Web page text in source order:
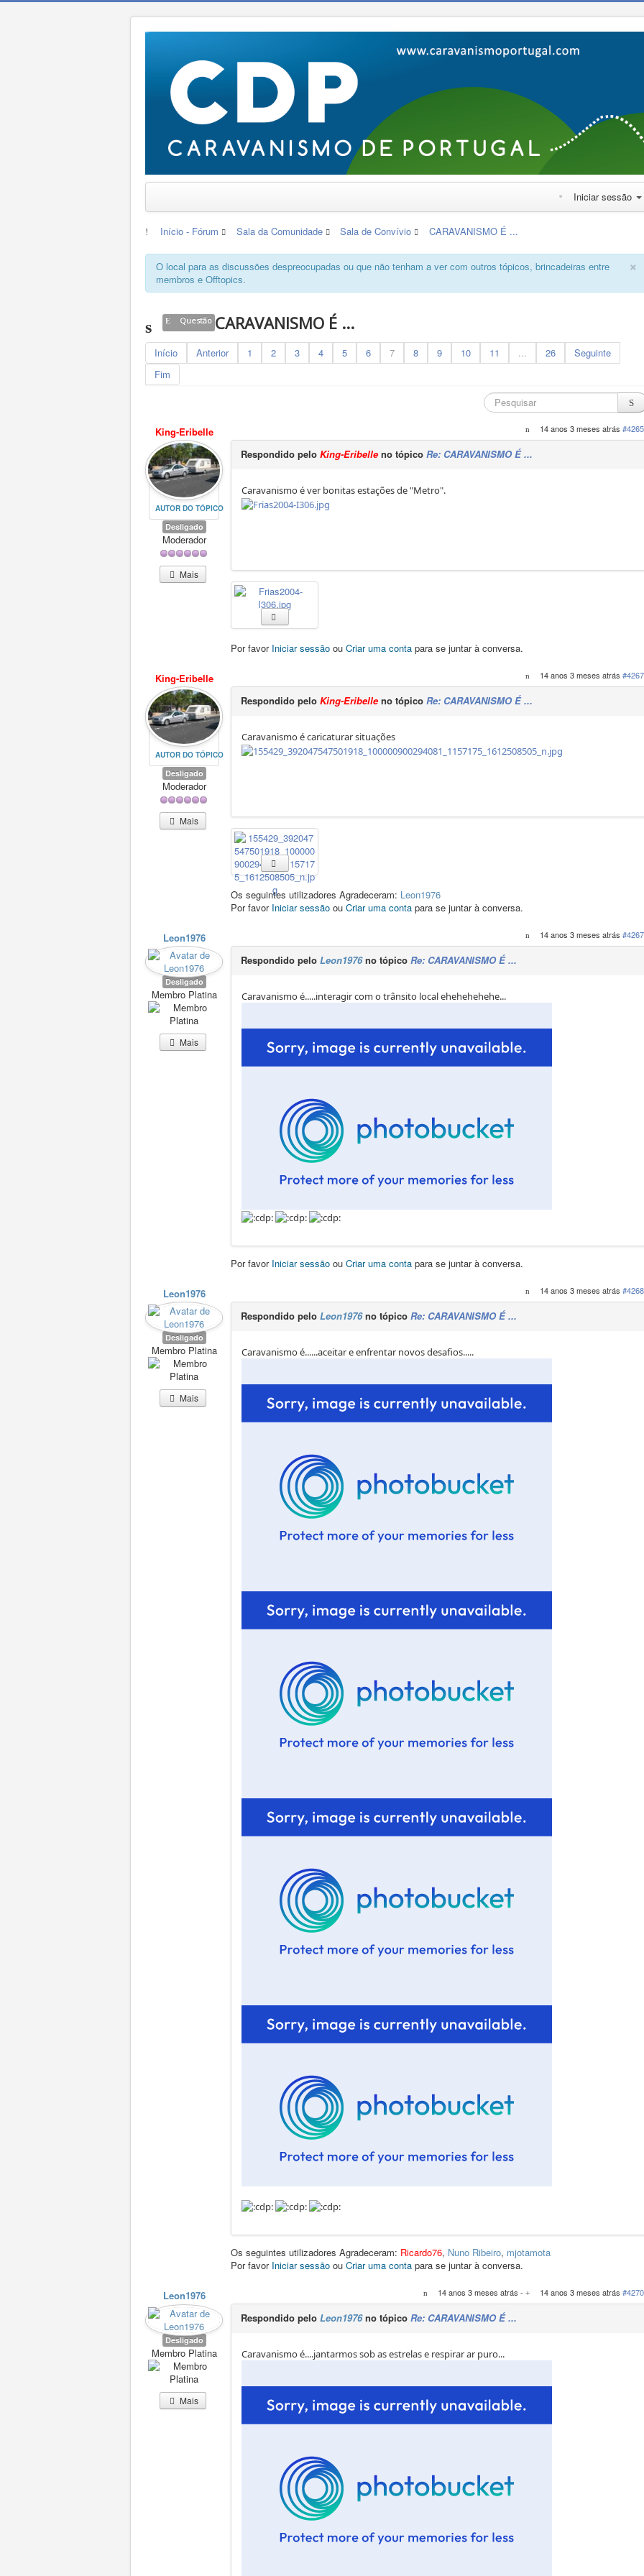
Iniciar sessão
Início - Fórum Sala da Comunidade Sala de Convívio CARAVANISMO É ...
×
O local para as discussões despreocupadas ou que não tenham a ver com outros tópicos, brincadeiras entre
membros e Offtopics.
Questão CARAVANISMO É ...
Início Anterior 1 2 3 4 5 6 7 8 9 10 11 ... 26
Seguinte
Fim
King-Eribelle
AUTOR DO TÓPICO
Desligado
Moderador
Mais
14 anos 3 meses atrás
Respondido peloKing-Eribelleno tópicoRe: CARAVANISMO É ...
Caravanismo é ver bonitas estações de "Metro".
Por favor Iniciar sessão ouCriar uma conta para se juntar à conversa.
King-Eribelle
AUTOR DO TÓPICO
Desligado
Moderador
Mais
14 anos 3 meses atrás
Respondido peloKing-Eribelleno tópicoRe: CARAVANISMO É ...
Caravanismo é caricaturar situações
Os seguintes utilizadores Agradeceram: Leon1976
Por favor Iniciar sessão ouCriar uma conta para se juntar à conversa.
Leon1976
Desligado
Membro Platina
Mais
14 anos 3 meses atrás
Respondido peloLeon1976no tópicoRe: CARAVANISMO É ...
Caravanismo é.....interagir com o trânsito local ehehehehehe...
Por favor Iniciar sessão ouCriar uma conta para se juntar à conversa.
Leon1976
Desligado
Membro Platina
Mais
14 anos 3 meses atrás
Respondido peloLeon1976no tópicoRe: CARAVANISMO É ...
Caravanismo é......aceitar e enfrentar novos desafios.....
Os seguintes utilizadores Agradeceram: Ricardo76, Nuno Ribeiro, mjotamota
Por favor Iniciar sessão ouCriar uma conta para se juntar à conversa.
Leon1976
Desligado
Membro Platina
Mais
14 anos 3 meses atrás - 14 anos 3 meses atrás
Respondido peloLeon1976no tópicoRe: CARAVANISMO É ...
Caravanismo é....jantarmos sob as estrelas e respirar ar puro...